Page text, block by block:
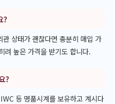
?
상태가 괜찮다면 충분히 매입 가
려 높은 가격을 받기도 합니다.
?
등 명품시계를 보유하고 계시다